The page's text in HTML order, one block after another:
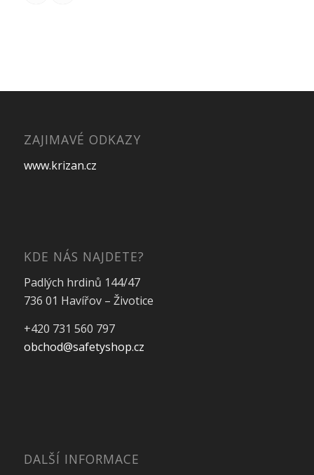
ZAJIMAVÉ ODKAZY
www.krizan.cz
KDE NÁS NAJDETE?
Padlých hrdinů 144/47
736 01 Havířov – Životice
+420 731 560 797
obchod@safetyshop.cz
DALŠÍ INFORMACE